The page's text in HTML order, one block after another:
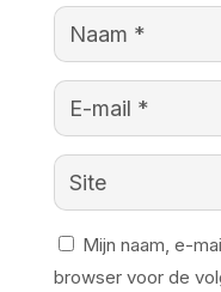
Mijn naam, e-
browser voor de